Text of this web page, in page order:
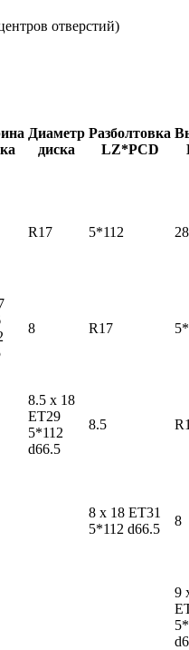
отверстий)
Диаметр
диска
Разболтовка
LZ*PCD
R17 5*112 28
8 R17
8.5 x 18
ET29
5*112
d66.5
8.5
8 x 18 ET31
5*112 d66.5
8
9